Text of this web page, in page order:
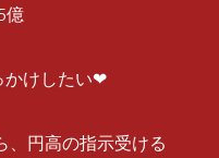
億
かけしたい❤︎
、円高の指示受ける